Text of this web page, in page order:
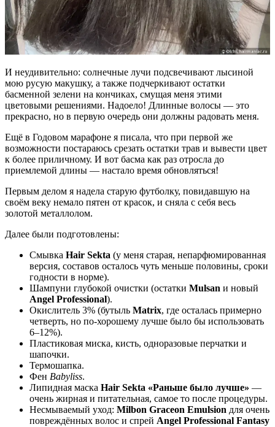
И неудивительно: солнечные лучи подсвечивают лысиной
мою русую макушку, а также подчеркивают остатки
басменной зелени на кончиках, смущая меня этими
цветовыми решениями. Надоело! Длинные волосы — это
прекрасно, но в первую очередь они должны радовать меня.
Ещё в Годовом марафоне я писала, что при первой же
возможности постараюсь срезать остатки трав и вывести цвет
к более приличному. И вот басма как раз отросла до
приемлемой длины — настало время обновляться!
Первым делом я надела старую футболку, повидавшую на
своём веку немало пятен от красок, и сняла с себя весь
золотой металлолом.
Далее были подготовлены:
Смывка Hair Sekta (у меня старая, непарфюмированная
версия, составов осталось чуть меньше половины, сроки
годности в норме).
Шампуни глубокой очистки (остатки Mulsan и новый
Angel Professional).
Окислитель 3% (бутыль Matrix, где осталась примерно
четверть, но по-хорошему лучше было бы использовать
6–12%).
Пластиковая миска, кисть, одноразовые перчатки и
шапочки.
Термошапка.
Фен Babyliss.
Липидная маска Hair Sekta «Раньше было лучше» —
очень жирная и питательная, самое то после процедуры.
Несмываемый уход: Milbon Graceon Emulsion для очень
повреждённых волос и спрей Angel Professional Fantasy